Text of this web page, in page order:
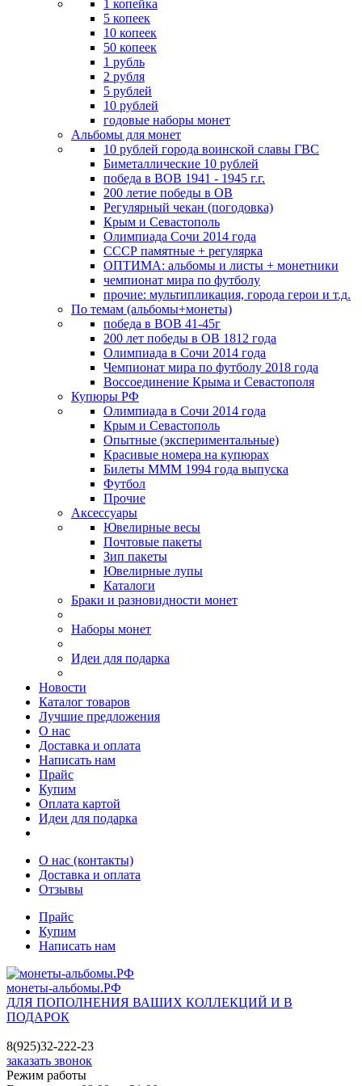
1 копейка
5 копеек
10 копеек
50 копеек
1 рубль
2 рубля
5 рублей
10 рублей
годовые наборы монет
Альбомы для монет
10 рублей города воинской славы ГВС
Биметаллические 10 рублей
победа в ВОВ 1941 - 1945 г.г.
200 летие победы в ОВ
Регулярный чекан (погодовка)
Крым и Севастополь
Олимпиада Сочи 2014 года
СССР памятные + регулярка
ОПТИМА: альбомы и листы + монетники
чемпионат мира по футболу
прочие: мультипликация, города герои и т.д.
По темам (альбомы+монеты)
победа в ВОВ 41-45г
200 лет победы в ОВ 1812 года
Олимпиада в Сочи 2014 года
Чемпионат мира по футболу 2018 года
Воссоединение Крыма и Севастополя
Купюры РФ
Олимпиада в Сочи 2014 года
Крым и Севастополь
Опытные (экспериментальные)
Красивые номера на купюрах
Билеты МММ 1994 года выпуска
Футбол
Прочие
Аксессуары
Ювелирные весы
Почтовые пакеты
Зип пакеты
Ювелирные лупы
Каталоги
Браки и разновидности монет
Наборы монет
Идеи для подарка
Новости
Каталог товаров
Лучшие предложения
О нас
Доставка и оплата
Написать нам
Прайс
Купим
Оплата картой
Идеи для подарка
О нас (контакты)
Доставка и оплата
Отзывы
Прайс
Купим
Написать нам
монеты-альбомы.РФ
ДЛЯ ПОПОЛНЕНИЯ ВАШИХ КОЛЛЕКЦИЙ И В
ПОДАРОК
8(925)32-222-23
заказать звонок
Режим работы